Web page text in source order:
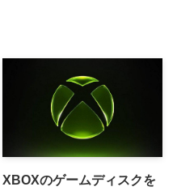
XBOXのゲームディスクを